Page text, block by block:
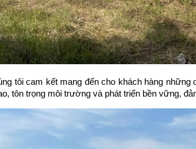
tôi cam kết mang đến cho khách hàng
tôn trọng môi trường và phát triển bền vững,